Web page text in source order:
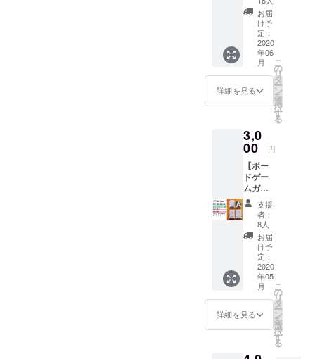
礼の
メッ
セージ
を送ら
せてい
ただき
ます。
私サラ
ダ取り
分ける
ね １
セット
内容
物：
カード
24枚
方説明
書1部
スタン
ダード
なプラ
ンで
す！ ※
送料込
お届
け予
定：
2020
年06
月
詳細を見る
こ
の
リ
タ
ー
ン
を
選
択
す
る
3,0
00 円
【ボー
ドゲー
ムガ
チャ】
スイタ
氏がい
ずれ商
品化し
ようと
考えて
いる
ボード
ゲーム
が２つ
入って
いま
支援
者：
8人
お届
け予
定：
2020
年05
月
詳細を見る
こ
の
リ
タ
ー
ン
を
選
択
す
る